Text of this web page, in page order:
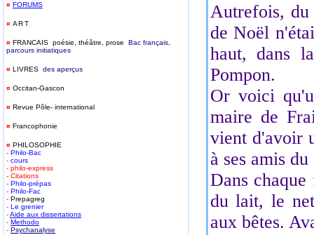
¤ FORUMS
¤ ART
¤ FRANCAIS poésie, théâtre, prose
Bac français,
parcours initiatiques
¤ LIVRES des aperçus
¤ Occitan-Gascon
¤ Revue Pôle- international
¤ Francophonie
¤ PHILOSOPHIE
- Philo-Bac
- cours
- philo-express
- Citations
- Philo-prépas
- Philo-Fac
- Prepagreg
- Le grenier
-Aide aux dissertations
- Methodo
- Psychanalyse
Autrefois, du
de Noël
haut, dans
Pompon.
Or voici
maire de
vient d'avoir
à ses amis
Dans
du lait, le
aux bêtes.